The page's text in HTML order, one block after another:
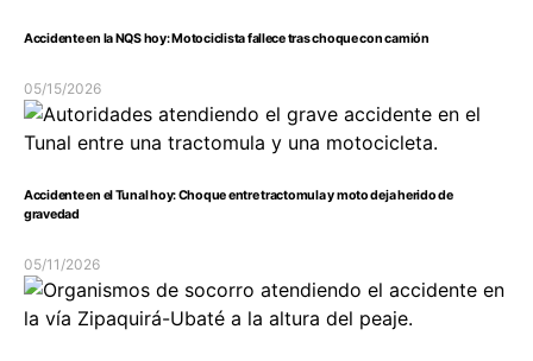
Accidente en la NQS hoy: Motociclista fallece tras choque con camión
05/15/2026
Accidente en el Tunal hoy: Choque entre tractomula y moto deja herido de
gravedad
05/11/2026